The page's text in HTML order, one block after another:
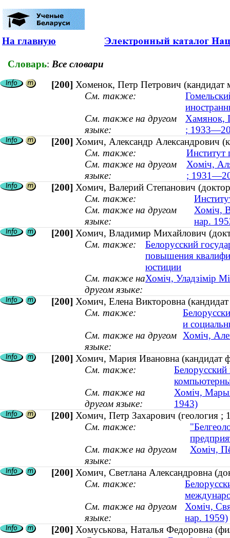
На главную
Словарь: Все словари
[200] Хоменок, Петр Петрович (кандидат
См. также:
См. также на другом
языке:
Хамянок,
;
[200] Хомич, Александр Александрович
См. также:
Институт
См. также на другом
языке:
Хоміч,
;
[200] Хомич, Валерий Степанович
См. также:
См. также на другом
языке:
Хоміч,
нар.
[200] Хомич, Владимир Михайлович
См. также:
Белорусский
повышения
юстиции
См. также на
другом языке:
Хоміч, Уладзімір
[200] Хомич, Елена Викторовна
См. также:
и
См. также на другом
языке:
Хоміч,
[200] Хомич, Мария Ивановна (кандидат
См. также:
См. также на
другом языке:
Хоміч, Марыя
1943)
[200] Хомич, Петр Захарович (геология
См. также:
См. также на другом
языке:
Хоміч,
[200] Хомич, Светлана Александровна
См. также:
См. также на другом
языке:
Хоміч,
нар. 1959)
[200] Хомуськова, Наталья Федоровна